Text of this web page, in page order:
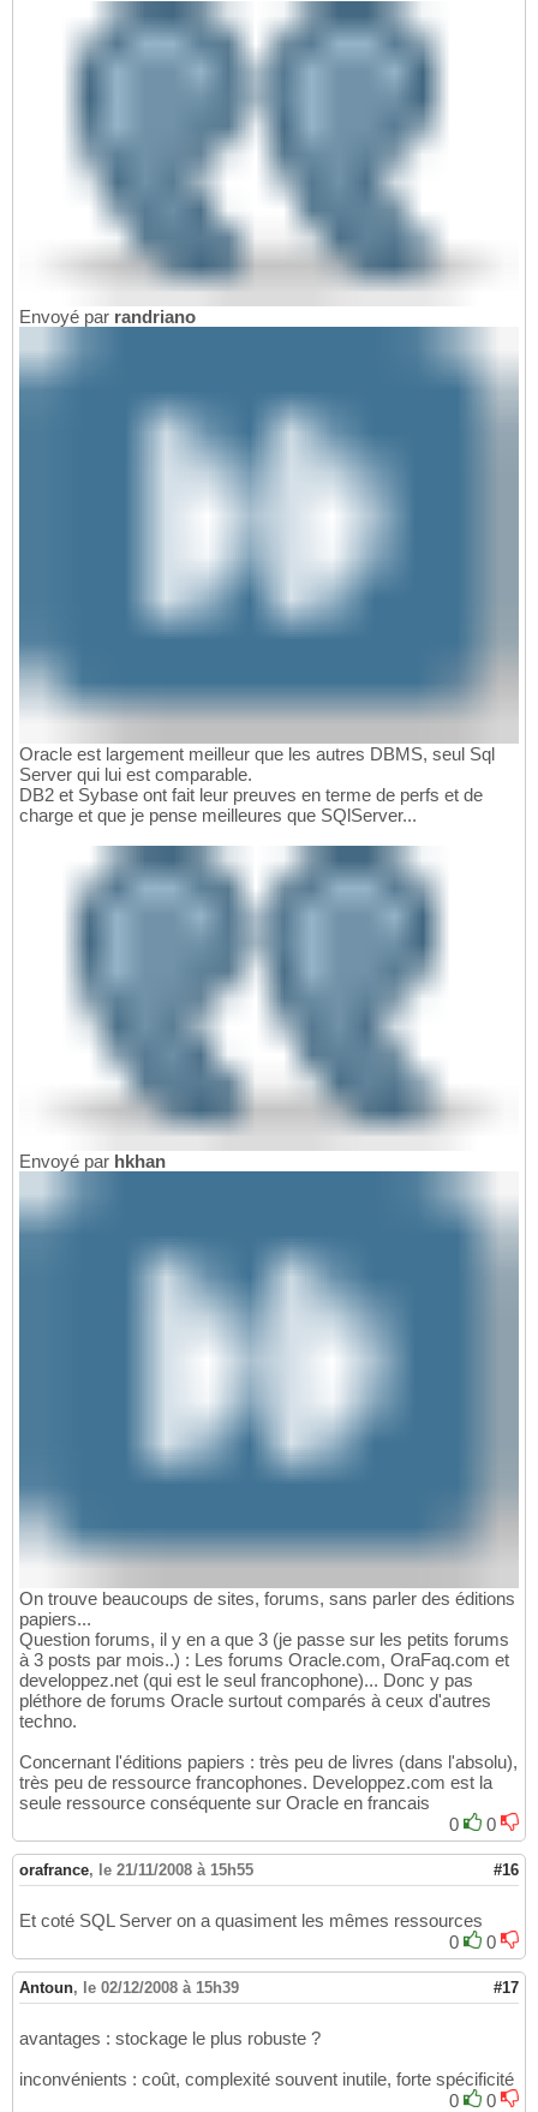
Envoyé par randriano
Oracle est largement meilleur que les autres DBMS, seul Sql
Server qui lui est comparable.
DB2 et Sybase ont fait leur preuves en terme de perfs et de
charge et que je pense meilleures que SQlServer...
Envoyé par hkhan
On trouve beaucoups de sites, forums, sans parler des éditions
papiers...
Question forums, il y en a que 3 (je passe sur les petits forums
à 3 posts par mois..) : Les forums Oracle.com, OraFaq.com et
developpez.net (qui est le seul francophone)... Donc y pas
pléthore de forums Oracle surtout comparés à ceux d'autres
techno.
Concernant l'éditions papiers : très peu de livres (dans l'absolu),
très peu de ressource francophones. Developpez.com est la
seule ressource conséquente sur Oracle en francais
0
0
orafrance, le 21/11/2008 à 15h55 #16
Et coté SQL Server on a quasiment les mêmes ressources
0
0
Antoun, le 02/12/2008 à 15h39 #17
avantages : stockage le plus robuste ?
inconvénients : coût, complexité souvent inutile, forte spécificité
0
0